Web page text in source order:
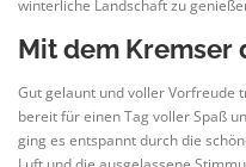
winterliche Landschaft zu
Mit dem Kremser
Gut gelaunt und voller Vorfreude
bereit für einen Tag voller Spaß
ging es entspannt durch die